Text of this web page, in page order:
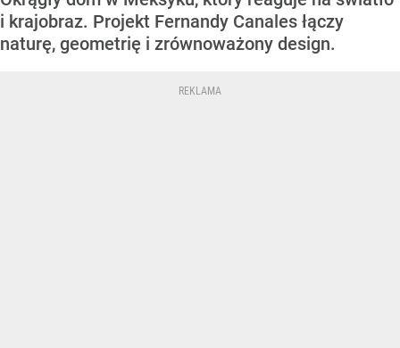
i krajobraz. Projekt Fernandy Canales łączy
naturę, geometrię i zrównoważony design.